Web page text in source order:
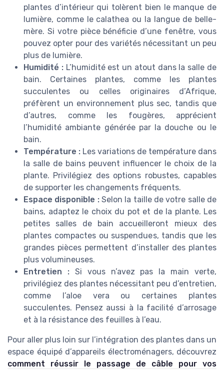
plantes d’intérieur qui tolèrent bien le manque de
lumière, comme le calathea ou la langue de belle-
mère. Si votre pièce bénéficie d’une fenêtre, vous
pouvez opter pour des variétés nécessitant un peu
plus de lumière.
Humidité :L’humidité est un atout dans la salle de
bain. Certaines plantes, comme les plantes
succulentes ou celles originaires d’Afrique,
préfèrent un environnement plus sec, tandis que
d’autres, comme les fougères, apprécient
l’humidité ambiante générée par la douche ou le
bain.
Température : Les variations de température dans
la salle de bains peuvent influencer le choix de la
plante. Privilégiez des options robustes, capables
de supporter les changements fréquents.
Espace disponible :Selon la taille de votre salle de
bains, adaptez le choix du pot et de la plante. Les
petites salles de bain accueilleront mieux des
plantes compactes ou suspendues, tandis que les
grandes pièces permettent d’installer des plantes
plus volumineuses.
Entretien :Si vous n’avez pas la main verte,
privilégiez des plantes nécessitant peu d’entretien,
comme l’aloe vera ou certaines plantes
succulentes. Pensez aussi à la facilité d’arrosage
et à la résistance des feuilles à l’eau.
Pour aller plus loin sur l’intégration des plantes dans un
espace équipé d’appareils électroménagers, découvrez
comment réussir le passage de câble pour vos